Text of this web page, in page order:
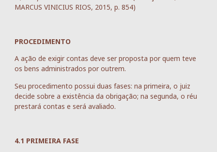
MARCUS VINICIUS RIOS, 2015, p. 854)
PROCEDIMENTO
A ação de exigir contas deve ser proposta por quem teve
os bens administrados por outrem.
Seu procedimento possui duas fases: na primeira, o juiz
decide sobre a existência da obrigação; na segunda, o réu
prestará contas e será avaliado.
4.1 PRIMEIRA FASE